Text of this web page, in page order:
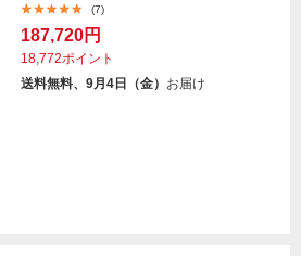
(7)
187,720円
18,772ポイント
送料無料、9月4日（金） お届け